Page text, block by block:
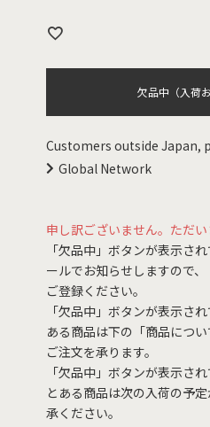
欠品中（入荷
Customers outside Japan,
Global Network
申し訳ございません。ただい
「欠品中」ボタンが表示さ
ールでお知らせしますので
ご登録ください。
「欠品中」ボタンが表示さ
ある商品は下の「商品につ
ご注文を承ります。
「欠品中」ボタンが表示さ
とある商品は次の入荷の予
承ください。